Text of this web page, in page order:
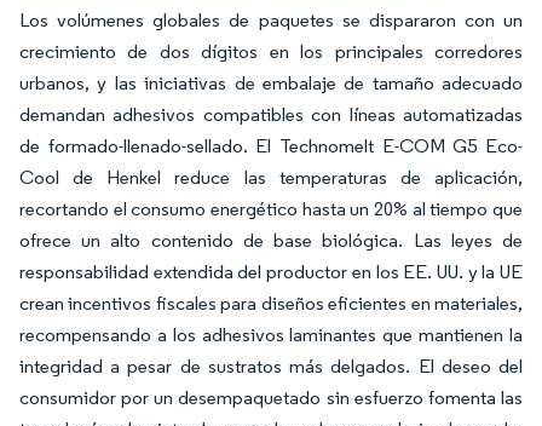
Los volúmenes globales de paquetes se dispararon con un
crecimiento de dos dígitos en los principales corredores
urbanos, y las iniciativas de embalaje de tamaño adecuado
demandan adhesivos compatibles con líneas automatizadas
de formado-llenado-sellado. El Technomelt E-COM G5 Eco-
Cool de Henkel reduce las temperaturas de aplicación,
recortando el consumo energético hasta un 20% al tiempo que
ofrece un alto contenido de base biológica. Las leyes de
responsabilidad extendida del productor en los EE. UU. y la UE
crean incentivos fiscales para diseños eficientes en materiales,
recompensando a los adhesivos laminantes que mantienen la
integridad a pesar de sustratos más delgados. El deseo del
consumidor por un desempaquetado sin esfuerzo fomenta las